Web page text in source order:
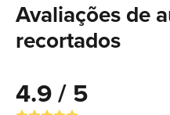
Avaliações de
recortados
4.9 / 5